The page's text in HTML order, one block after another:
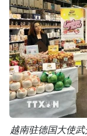
越南驻德国大使武